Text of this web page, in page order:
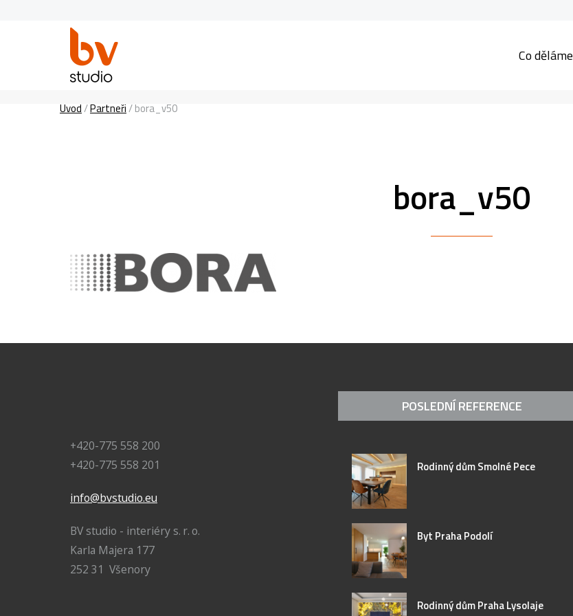
Co děláme
Úvod/Partneři/bora_v50
bora_v50
+420-775 558 200
+420-775 558 201
info@bvstudio.eu
BV studio - interiéry s. r. o.
Karla Majera 177
252 31 Všenory
POSLEDNÍ REFERENCE
Rodinný dům Smolné Pece
Byt Praha Podolí
Rodinný dům Praha Lysolaje